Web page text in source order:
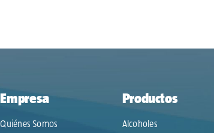
Empresa
Quiénes Somos
Productos
Alcoholes